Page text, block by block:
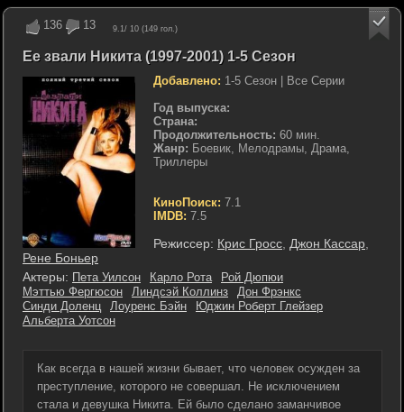
136 13 9.1/ 10 (149 гол.)
Ее звали Никита (1997-2001) 1-5 Сезон
Добавлено: 1-5 Сезон | Все Серии
Год выпуска:
Страна:
Продолжительность: 60 мин.
Жанр: Боевик, Мелодрамы, Драма,
Триллеры
КиноПоиск: 7.1
IMDB: 7.5
Режиссер: Крис Гросс Джон Кассар
Рене Боньер
Актеры: Пета Уилсон Карло Рота
Рой Дюпюи
Мэттью Фергюсон
Линдсэй Коллинз
Дон Фрэнкс
Синди Доленц
Лоуренс Бэйн
Юджин Роберт Глейзер
Альберта Уотсон
Как всегда в нашей жизни бывает, что человек осужден за
преступление, которого не совершал. Не исключением
стала и девушка Никита. Ей было сделано заманчивое